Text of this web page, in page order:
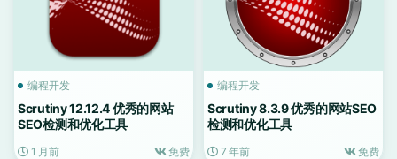
编程开发
Scrutiny 12.12.4 优秀的网站
SEO检测和优化工具
1 月前 免费
编程开发
Scrutiny 8.3.9 优秀的网站SEO
检测和优化工具
7 年前 免费